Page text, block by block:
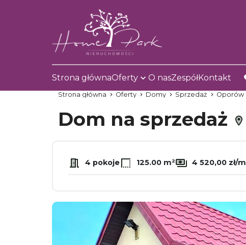
Strona głównaOferty O nasZespółKontakt
Strona główna Oferty Domy Sprzedaż Oporów
Dom na sprzedaż
4 pokoje 125.00 m² 4 520,00 zł/m